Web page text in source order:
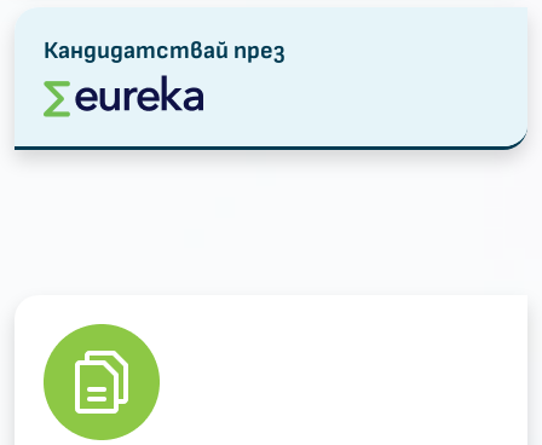
Кандидатствай през